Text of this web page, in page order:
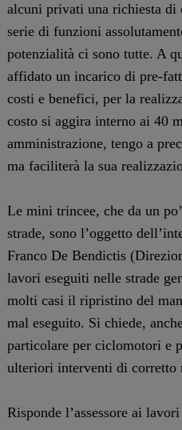
alcuni privati una richiesta di
serie di funzioni
potenzialità ci sono tutte. A
affidato un incarico di pre-
costi e benefici, per la
costo si aggira interno ai 40
amministrazione, tengo a
ma faciliterà la sua
Le mini trincee, che da un
strade, sono l’oggetto
Franco De Bendictis
lavori eseguiti nelle strade
molti casi il ripristino del
mal eseguito. Si chiede,
particolare per ciclomotori e
ulteriori interventi di corretto
Risponde l’assessore ai